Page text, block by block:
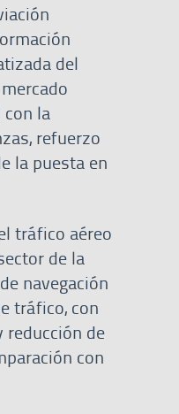
del
la
refuerzo
la puesta en
tráfico aéreo
de la
navegación
tráfico, con
reducción de
con